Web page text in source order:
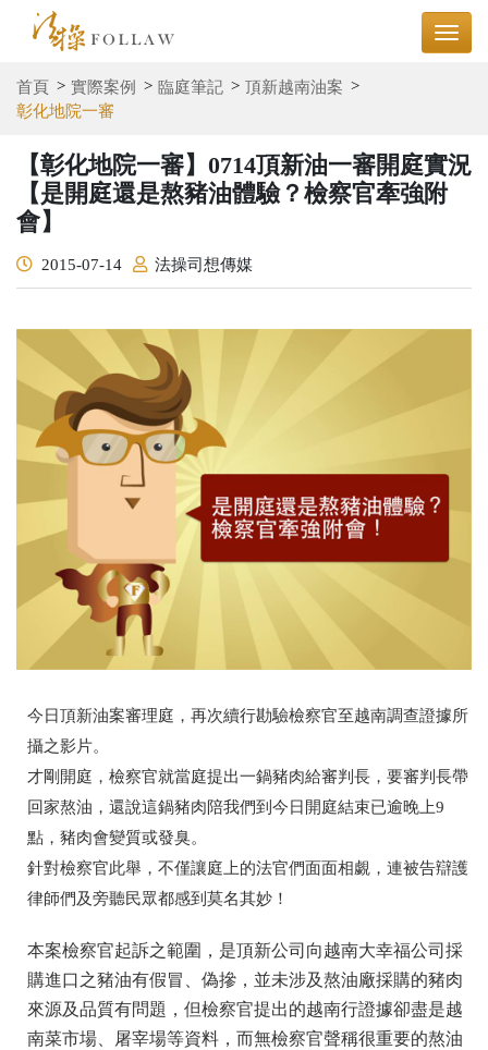
首頁 實際案例 臨庭筆記
頂新越南油案
彰化地院一審
【彰化地院一審】0714頂新油一審開庭實況
【是開庭還是熬豬油體驗？檢察官牽強附
會】
2015-07-14 法操司想傳媒
今日頂新油案審理庭，再次續行勘驗檢察官至越南調查證據所
攝之影片。
才剛開庭，檢察官就當庭提出一鍋豬肉給審判長，要審判長帶
回家熬油，還說這鍋豬肉陪我們到今日開庭結束已逾晚上9
點，豬肉會變質或發臭。
針對檢察官此舉，不僅讓庭上的法官們面面相覷，連被告辯護
律師們及旁聽民眾都感到莫名其妙！
本案檢察官起訴之範圍，是頂新公司向越南大幸福公司採
購進口之豬油有假冒、偽摻，並未涉及熬油廠採購的豬肉
來源及品質有問題，但檢察官提出的越南行證據卻盡是越
南菜市場、屠宰場等資料，而無檢察官聲稱很重要的熬油